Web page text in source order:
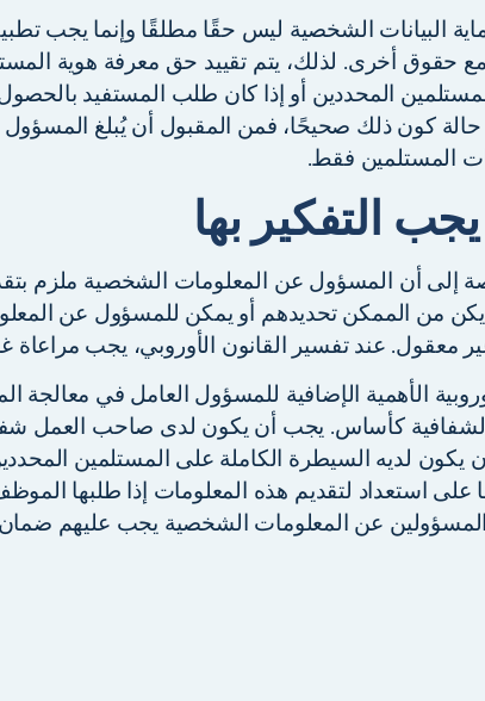
البيانات الشخصية ليس حقًا مطلقًا وإنما يجب
حقوق أخرى. لذلك، يتم تقييد حق معرفة هوية
المحددين أو إذا كان طلب المستفيد
كون ذلك صحيحًا، فمن المقبول أن يُبلغ
المستلمين فقط.
يجب التفكير بها
إلى أن المسؤول عن المعلومات الشخصية ملزم
يكن من الممكن تحديدهم أو يمكن للمسؤول عن
معقول. عند تفسير القانون الأوروبي، يجب
الأهمية الإضافية للمسؤول العامل في معالجة
كأساس. يجب أن يكون لدى صاحب العمل
يكون لديه السيطرة الكاملة على المستلمين
استعداد لتقديم هذه المعلومات إذا طلبها
عن المعلومات الشخصية يجب عليهم ضمان